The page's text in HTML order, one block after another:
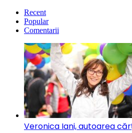
Recent
Popular
Comentarii
Veronica Iani, autoarea